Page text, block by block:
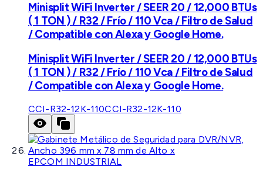
Minisplit WiFi Inverter / SEER 20 / 12,000 BTUs
( 1 TON ) / R32 / Frío / 110 Vca / Filtro de Salud
/ Compatible con Alexa y Google Home.
Minisplit WiFi Inverter / SEER 20 / 12,000 BTUs
( 1 TON ) / R32 / Frío / 110 Vca / Filtro de Salud
/ Compatible con Alexa y Google Home.
CCI-R32-12K-110CCI-R32-12K-110
EPCOM INDUSTRIAL